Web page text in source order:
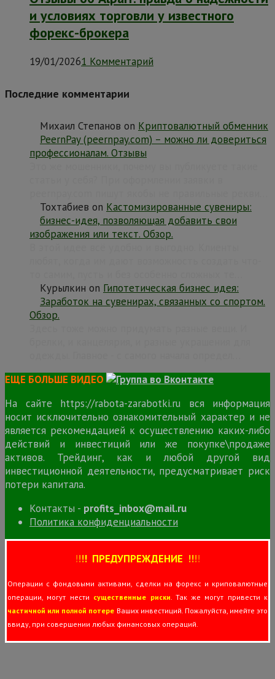
и условиях торговли у известного
форекс-брокера
19/01/20261 Комментарий
Последние комментарии
Михаил Степанов on Криптовалютный обменник
PeernPay (peernpay.com) – можно ли довериться
профессионалам. Отзывы
Тохтабиев on Кастомизированные сувениры:
бизнес-идея, позволяющая добавить свои
изображения или текст. Обзор.
Курылкин on Гипотетическая бизнес идея:
Заработок на сувенирах, связанных со спортом.
Обзор.
ЕЩЕ БОЛЬШЕ ВИДЕО
На сайте https://rabota-zarabotki.ru вся информация
носит исключительно ознакомительный характер и не
является рекомендацией к осуществлению каких-либо
действий и инвестиций или же покупке\продаже
активов. Трейдинг, как и любой другой вид
инвестиционной деятельности, предусматривает риск
потери капитала.
Контакты - profits_inbox@mail.ru
Политика конфиденциальности
!!!! ПРЕДУПРЕЖДЕНИЕ !!!!
Операции с фондовыми активами, сделки на форекс и криповалютные
операции, могут нести существенные риски. Так же могут привести к
частичной или полной потере Ваших инвестиций. Пожалуйста, имейте это
ввиду, при совершении любых финансовых операций.